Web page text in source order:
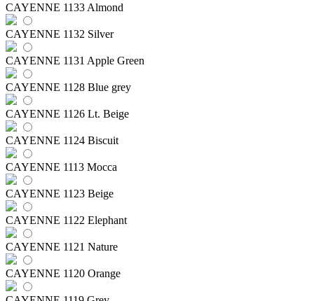
CAYENNE 1133 Almond
CAYENNE 1132 Silver
CAYENNE 1131 Apple Green
CAYENNE 1128 Blue grey
CAYENNE 1126 Lt. Beige
CAYENNE 1124 Biscuit
CAYENNE 1113 Mocca
CAYENNE 1123 Beige
CAYENNE 1122 Elephant
CAYENNE 1121 Nature
CAYENNE 1120 Orange